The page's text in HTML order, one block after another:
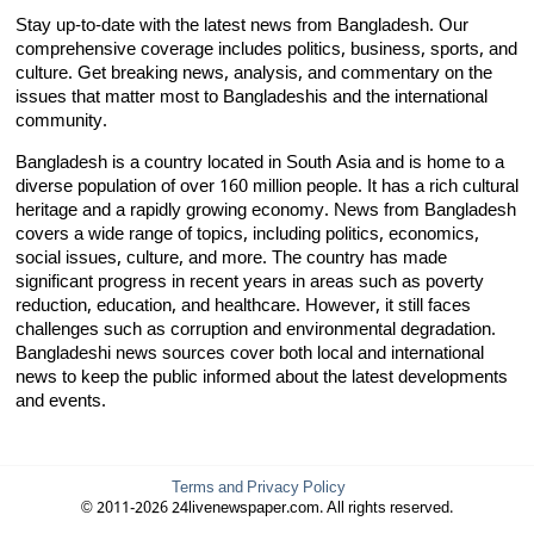
Stay up-to-date with the latest news from Bangladesh. Our
comprehensive coverage includes politics, business, sports, and
culture. Get breaking news, analysis, and commentary on the
issues that matter most to Bangladeshis and the international
community.
Bangladesh is a country located in South Asia and is home to a
diverse population of over 160 million people. It has a rich cultural
heritage and a rapidly growing economy. News from Bangladesh
covers a wide range of topics, including politics, economics,
social issues, culture, and more. The country has made
significant progress in recent years in areas such as poverty
reduction, education, and healthcare. However, it still faces
challenges such as corruption and environmental degradation.
Bangladeshi news sources cover both local and international
news to keep the public informed about the latest developments
and events.
Terms and Privacy Policy
© 2011-2026 24livenewspaper.com. All rights reserved.